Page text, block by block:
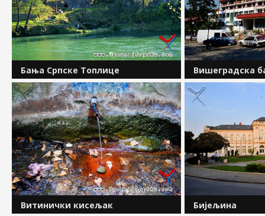
Бања Српске Топлице
У подножју Бањ брда, непосредно уз
десну обалу ријеке Врбас, појављује
се неколико извора термо-
минералне воде. Градско насеље
Српске Топлице у којем се ови извори
појављују на неколико...
Вишеградска
Комплекс
Вилина влас,
Горња
комплекс се
ендемској врсти
Adiantum Capillus
Витинички кисељак Бијељина